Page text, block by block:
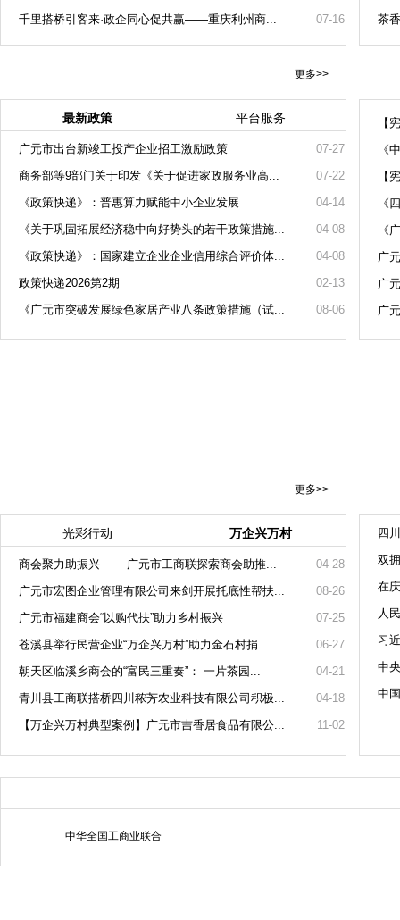
千里搭桥引客来·政企同心促共赢——重庆利州商...
07-16
茶
更多>>
最新政策 平台服务
广元市出台新竣工投产企业招工激励政策
07-27
商务部等9部门关于印发《关于促进家政服务业高...
07-22
《政策快递》：普惠算力赋能中小企业发展
04-14
《关于巩固拓展经济稳中向好势头的若干政策措施...
04-08
《政策快递》：国家建立企业企业信用综合评价体...
04-08
政策快递2026第2期
02-13
《广元市突破发展绿色家居产业八条政策措施（试...
08-06
【
《
【
《
《
广
广
广
更多>>
光彩行动 万企兴万村
商会聚力助振兴 ——广元市工商联探索商会助推...
04-28
广元市宏图企业管理有限公司来剑开展托底性帮扶...
08-26
广元市福建商会“以购代扶”助力乡村振兴
07-25
苍溪县举行民营企业“万企兴万村”助力金石村捐...
06-27
朝天区临溪乡商会的“富民三重奏”： 一片茶园...
04-21
青川县工商联搭桥四川秾芳农业科技有限公司积极...
04-18
【万企兴万村典型案例】广元市吉香居食品有限公...
11-02
四
双
在
人
习
中
中
中华全国工商业联合